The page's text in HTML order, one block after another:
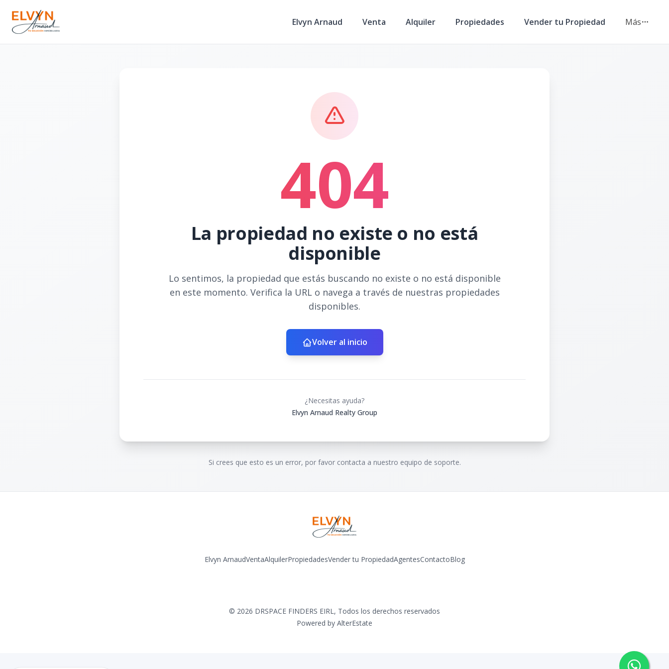
Elvyn Arnaud Venta Alquiler Propiedades Vender tu Propiedad Más
404
La propiedad no existe o no está
disponible
Lo sentimos, la propiedad que estás buscando no existe o no está disponible
en este momento. Verifica la URL o navega a través de nuestras propiedades
disponibles.
Volver al inicio
¿Necesitas ayuda?
Elvyn Arnaud Realty Group
Si crees que esto es un error, por favor contacta a nuestro equipo de soporte.
Elvyn ArnaudVentaAlquilerPropiedadesVender tu PropiedadAgentesContactoBlog
© 2026 DRSPACE FINDERS EIRL, Todos los derechos reservados
Powered by AlterEstate